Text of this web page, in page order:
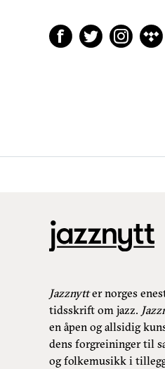
Jazznytter norges
tidsskrift om jazz.
en åpen og allsidig
dens forgreininger til
og folkemusikk i